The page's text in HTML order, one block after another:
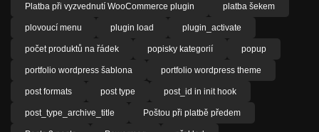
Platba při vyzvednutí WooCommerce plugin platba šekem
plovoucí menu plugin load plugin_activate
počet produktů na řádek popisky kategorií popup
portfolio wordpress šablona portfolio wordpress theme
post formats post type post_id in init hook
post_type_archive_title Poštou při platbě předem